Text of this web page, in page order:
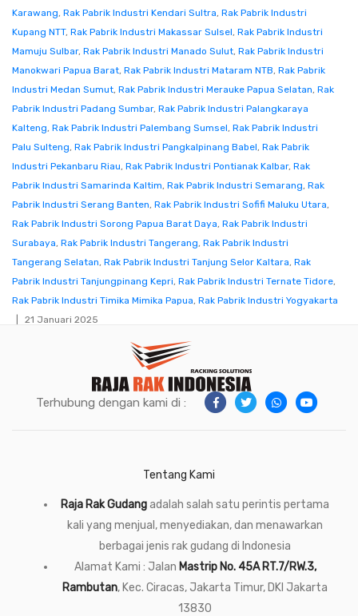
Karawang, Rak Pabrik Industri Kendari Sultra, Rak Pabrik Industri
Kupang NTT, Rak Pabrik Industri Makassar Sulsel, Rak Pabrik Industri
Mamuju Sulbar, Rak Pabrik Industri Manado Sulut, Rak Pabrik Industri
Manokwari Papua Barat, Rak Pabrik Industri Mataram NTB, Rak Pabrik
Industri Medan Sumut, Rak Pabrik Industri Merauke Papua Selatan, Rak
Pabrik Industri Padang Sumbar, Rak Pabrik Industri Palangkaraya
Kalteng, Rak Pabrik Industri Palembang Sumsel, Rak Pabrik Industri
Palu Sulteng, Rak Pabrik Industri Pangkalpinang Babel, Rak Pabrik
Industri Pekanbaru Riau, Rak Pabrik Industri Pontianak Kalbar, Rak
Pabrik Industri Samarinda Kaltim, Rak Pabrik Industri Semarang, Rak
Pabrik Industri Serang Banten, Rak Pabrik Industri Sofifi Maluku Utara,
Rak Pabrik Industri Sorong Papua Barat Daya, Rak Pabrik Industri
Surabaya, Rak Pabrik Industri Tangerang, Rak Pabrik Industri
Tangerang Selatan, Rak Pabrik Industri Tanjung Selor Kaltara, Rak
Pabrik Industri Tanjungpinang Kepri, Rak Pabrik Industri Ternate Tidore,
Rak Pabrik Industri Timika Mimika Papua, Rak Pabrik Industri Yogyakarta
21 Januari 2025
Terhubung dengan kami di :
Tentang Kami
Raja Rak Gudangadalah salah satu perintis pertama
kali yang menjual, menyediakan, dan menawarkan
berbagai jenis rak gudang di Indonesia
Alamat Kami : Jalan Mastrip No. 45A RT.7/RW.3,
Rambutan, Kec. Ciracas, Jakarta Timur, DKI Jakarta
13830